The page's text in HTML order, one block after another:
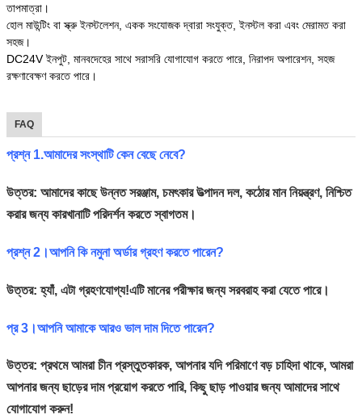
তাপমাত্রা।
হোল মাউন্টিং বা স্ক্রু ইনস্টলেশন, একক সংযোজক দ্বারা সংযুক্ত, ইনস্টল করা এবং মেরামত করা
সহজ।
DC24V ইনপুট, মানবদেহের সাথে সরাসরি যোগাযোগ করতে পারে, নিরাপদ অপারেশন, সহজ
রক্ষণাবেক্ষণ করতে পারে।
FAQ
প্রশ্ন 1.আমাদের সংস্থাটি কেন বেছে নেবে?
উত্তর: আমাদের কাছে উন্নত সরঞ্জাম, চমৎকার উত্পাদন দল, কঠোর মান নিয়ন্ত্রণ, নিশ্চিত
করার জন্য কারখানাটি পরিদর্শন করতে স্বাগতম।
প্রশ্ন 2।আপনি কি নমুনা অর্ডার গ্রহণ করতে পারেন?
উত্তর: হ্যাঁ, এটা গ্রহণযোগ্য!এটি মানের পরীক্ষার জন্য সরবরাহ করা যেতে পারে।
প্র 3।আপনি আমাকে আরও ভাল দাম দিতে পারেন?
উত্তর: প্রথমে আমরা চীন প্রস্তুতকারক, আপনার যদি পরিমাণে বড় চাহিদা থাকে, আমরা
আপনার জন্য ছাড়ের দাম প্রয়োগ করতে পারি, কিছু ছাড় পাওয়ার জন্য আমাদের সাথে
যোগাযোগ করুন!